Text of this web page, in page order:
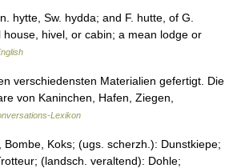
hytte, Sw. hydda; and F. hutte, of G.
hivel, or cabin; a mean lodge or
verschiedensten Materialien gefertigt. Die
von Kaninchen, Hafen, Ziegen,
Lexikon
Koks; (ugs. scherzh.): Dunstkiepe;
(landsch. veraltend): Dohle;